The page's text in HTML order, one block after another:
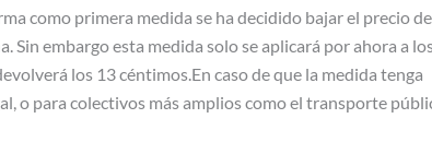
como primera medida se ha decidido bajar el precio
Sin embargo esta medida solo se aplicará por ahora a
los 13 céntimos.En caso de que la medida tenga
o para colectivos más amplios como el transporte